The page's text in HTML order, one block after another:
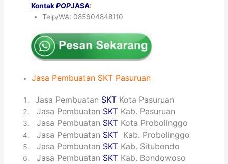
KontakPOPJASA:
Telp/WA: 085604848110
Jasa Pembuatan SKT Pasuruan
1Jasa Pembuatan SKT Kota Pasuruan
2Jasa Pembuatan SKT Kab. Pasuruan
3Jasa Pembuatan SKT Kota Probolinggo
4Jasa Pembuatan SKT Kab. Probolinggo
5Jasa Pembuatan SKT Kab. Situbondo
6Jasa Pembuatan SKT Kab. Bondowoso